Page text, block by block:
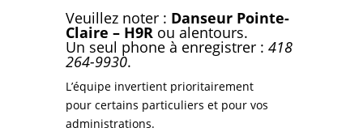
Veuillez noter : Danseur Pointe-
Claire – H9R ou alentours.
Un seul phone à enregistrer : 418
264-9930.
L’équipe invertient prioritairement
pour certains particuliers et pour vos
administrations.